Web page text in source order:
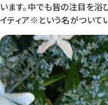
います。中でも皆の注目を浴
イティア※という名がついて